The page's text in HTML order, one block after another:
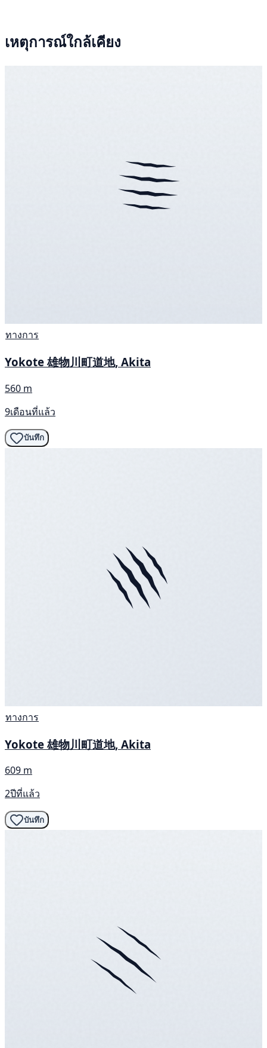
เหตุการณ์ใกล้เคียง
ทางการ
Yokote 雄物川町道地, Akita
560 m
9เดือนที่แล้ว
บันทึก
ทางการ
Yokote 雄物川町道地, Akita
609 m
2ปีที่แล้ว
บันทึก